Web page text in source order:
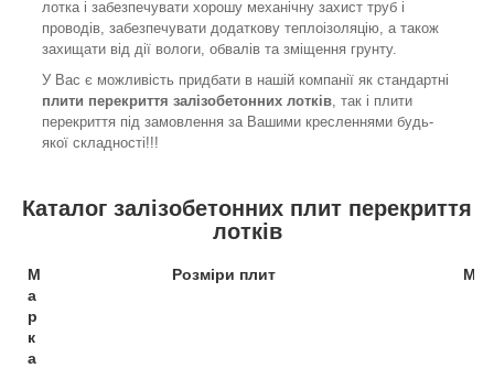
лотка і забезпечувати хорошу механічну захист труб і
проводів, забезпечувати додаткову теплоізоляцію, а також
захищати від дії вологи, обвалів та зміщення грунту.
У Вас є можливість придбати в нашій компанії як стандартні
плити перекриття залізобетонних лотків , так і плити
перекриття під замовлення за Вашими кресленнями будь-
якої складності!!!
Каталог залізобетонних плит перекриття
лотків
М
а
р
к
а
Розміри плит